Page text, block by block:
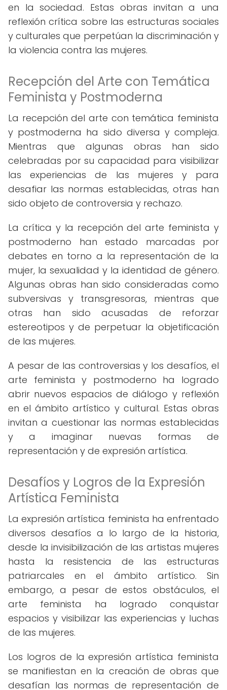
en la sociedad. Estas obras invitan a una
reflexión crítica sobre las estructuras sociales
y culturales que perpetúan la discriminación y
la violencia contra las mujeres.
Recepción del Arte con Temática
Feminista y Postmoderna
La recepción del arte con temática feminista
y postmoderna ha sido diversa y compleja.
Mientras que algunas obras han sido
celebradas por su capacidad para visibilizar
las experiencias de las mujeres y para
desafiar las normas establecidas, otras han
sido objeto de controversia y rechazo.
La crítica y la recepción del arte feminista y
postmoderno han estado marcadas por
debates en torno a la representación de la
mujer, la sexualidad y la identidad de género.
Algunas obras han sido consideradas como
subversivas y transgresoras, mientras que
otras han sido acusadas de reforzar
estereotipos y de perpetuar la objetificación
de las mujeres.
A pesar de las controversias y los desafíos, el
arte feminista y postmoderno ha logrado
abrir nuevos espacios de diálogo y reflexión
en el ámbito artístico y cultural. Estas obras
invitan a cuestionar las normas establecidas
y a imaginar nuevas formas de
representación y de expresión artística.
Desafíos y Logros de la Expresión
Artística Feminista
La expresión artística feminista ha enfrentado
diversos desafíos a lo largo de la historia,
desde la invisibilización de las artistas mujeres
hasta la resistencia de las estructuras
patriarcales en el ámbito artístico. Sin
embargo, a pesar de estos obstáculos, el
arte feminista ha logrado conquistar
espacios y visibilizar las experiencias y luchas
de las mujeres.
Los logros de la expresión artística feminista
se manifiestan en la creación de obras que
desafían las normas de representación de